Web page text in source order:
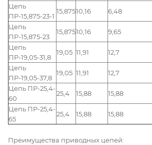
Цепь
ПР-15,875-23-1
15,87510,16 6,48
Цепь
ПР-15,875-23
15,87510,16 9,65
Цепь
ПР-19,05-31,8
19,05 11,91 12,7
Цепь
ПР-19,05-37,8
19,05 11,91 12,7
Цепь ПР-25,4-
60
25,4 15,88 15,88
Цепь ПР-25,4-
65
25,4 15,88 15,88
Преимущества приводных цепей: